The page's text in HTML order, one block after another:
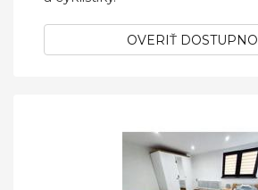
OVERIŤ